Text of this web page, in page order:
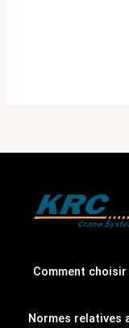
Comment
Normes relatives